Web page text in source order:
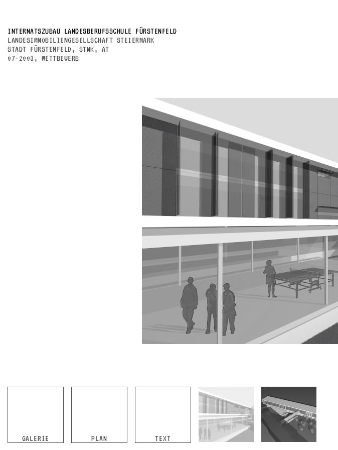
INTERNATSZUBAU LANDESBERUFSSCHULE FÜRSTENFELD
LANDESIMMOBILIENGESELLSCHAFT STEIERMARK
STADT FÜRSTENFELD, STMK, AT
07-2003, WETTBEWERB
GALERIE PLAN TEXT